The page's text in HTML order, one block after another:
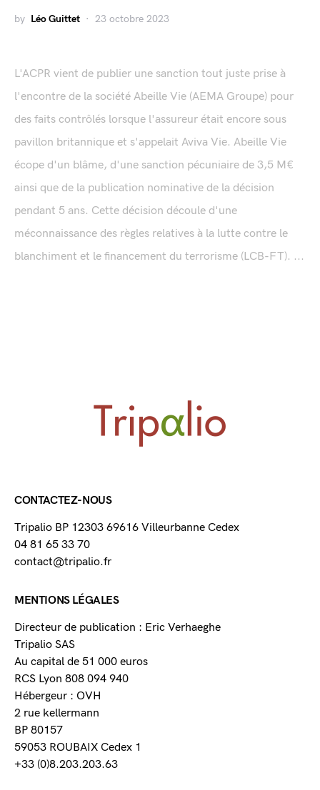
by Léo Guittet 23 octobre 2023
L'ACPR vient de publier une sanction tout juste prise à
l'encontre de la société Abeille Vie (AEMA Groupe) pour
des faits contrôlés lorsque l'assureur était encore sous
pavillon britannique et s'appelait Aviva Vie. Abeille Vie
écope d'un blâme, d'une sanction pécuniaire de 3,5 M€
ainsi que de la publication nominative de la décision
pendant 5 ans. Cette décision découle d'une
méconnaissance des règles relatives à la lutte contre le
blanchiment et le financement du terrorisme (LCB-FT). ...
CONTACTEZ-NOUS
Tripalio BP 12303 69616 Villeurbanne Cedex
04 81 65 33 70
contact@tripalio.fr
MENTIONS LÉGALES
Directeur de publication : Eric Verhaeghe
Tripalio SAS
Au capital de 51 000 euros
RCS Lyon 808 094 940
Hébergeur : OVH
2 rue kellermann
BP 80157
59053 ROUBAIX Cedex 1
+33 (0)8.203.203.63